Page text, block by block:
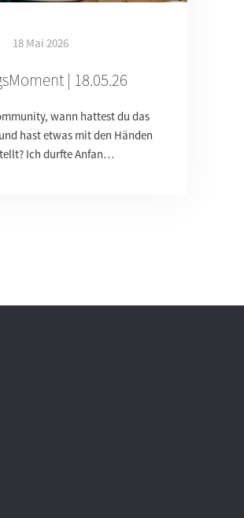
18 Mai 2026
| 18.05.26
wann hattest du das
hast etwas mit den Händen
Ich durfte Anfan…